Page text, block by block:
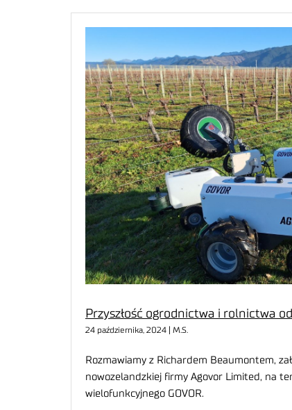
Przyszłość ogrodnictwa i rolnictwa
24 października, 2024 | M.S.
Rozmawiamy z Richardem Beaumontem,
nowozelandzkiej firmy Agovor Limited, na
wielofunkcyjnego GOVOR.